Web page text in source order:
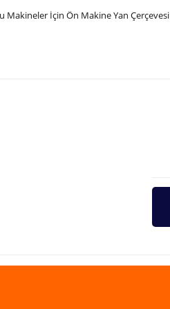
Makineler İçin Ön Makine Yan Çerçevesi